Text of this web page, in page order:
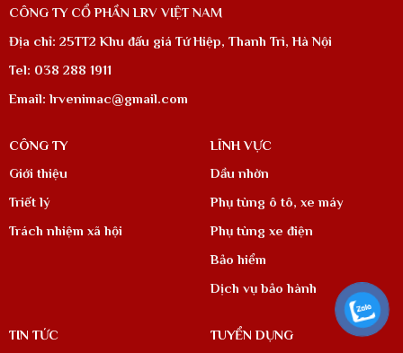
CÔNG TY CỔ PHẦN LRV VIỆT NAM
Địa chỉ: 25TT2 Khu đấu giá Tứ Hiệp, Thanh Trì, Hà Nội
Tel: 038 288 1911
Email: lrvenimac@gmail.com
CÔNG TY
Giới thiệu
Triết lý
Trách nhiệm xã hội
LĨNH VỰC
Dầu nhờn
Phụ tùng ô tô, xe máy
Phụ tùng xe điện
Bảo hiểm
Dịch vụ bảo hành
TIN TỨC TUYỂN DỤNG